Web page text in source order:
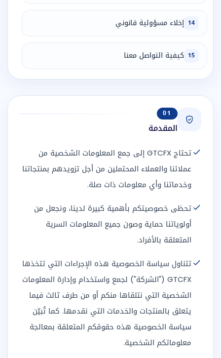
14 إخلاء مسؤولية قانوني
15 كيفية التواصل معنا
01
المقدمة
تحتاج GTCFX إلى جمع المعلومات الشخصية من
عملائنا والعملاء المحتملين من أجل تزويدهم بمنتجاتنا
وخدماتنا وأي معلومات ذات صلة.
تحظى خصوصيتكم بأهمية كبيرة لدينا، ونجعل من
أولوياتنا حماية وصون جميع المعلومات السرية
المتعلقة بالأفراد.
تتناول سياسة الخصوصية هذه الإجراءات التي تتخذها
GTCFX ("الشركة") لجمع واستخدام وإدارة المعلومات
الشخصية التي نتلقاها منكم أو من طرف ثالث فيما
يتعلق بالمنتجات والخدمات التي نقدمها. كما تُبيّن
سياسة الخصوصية هذه حقوقكم المتعلقة بمعالجة
معلوماتكم الشخصية.